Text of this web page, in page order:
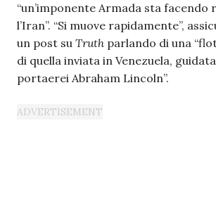
“un’imponente Armada sta facendo
l’Iran”. “Si muove rapidamente”,
un post su Truth parlando di una
di quella inviata in Venezuela,
portaerei Abraham Lincoln”.